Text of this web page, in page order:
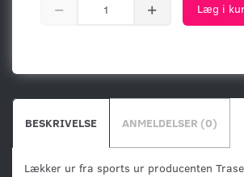
Læg i
BESKRIVELSE ANMELDELSER (0)
Lækker ur fra sports ur producenten